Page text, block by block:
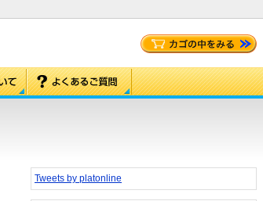
Tweets by platonline